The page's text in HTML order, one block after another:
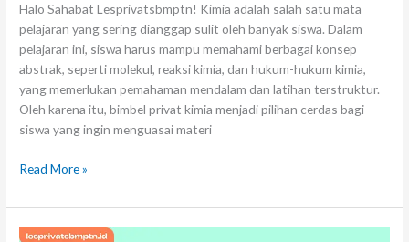
Halo Sahabat Lesprivatsbmptn! Kimia adalah salah satu mata
pelajaran yang sering dianggap sulit oleh banyak siswa. Dalam
pelajaran ini, siswa harus mampu memahami berbagai konsep
abstrak, seperti molekul, reaksi kimia, dan hukum-hukum kimia,
yang memerlukan pemahaman mendalam dan latihan terstruktur.
Oleh karena itu, bimbel privat kimia menjadi pilihan cerdas bagi
siswa yang ingin menguasai materi
Read More »
Les